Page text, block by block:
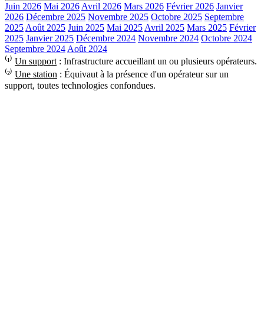
Juin 2026 Mai 2026 Avril 2026 Mars 2026 Février 2026 Janvier
2026 Décembre 2025 Novembre 2025 Octobre 2025 Septembre
2025 Août 2025 Juin 2025 Mai 2025 Avril 2025 Mars 2025 Février
2025 Janvier 2025 Décembre 2024 Novembre 2024 Octobre 2024
Septembre 2024 Août 2024
⁽¹⁾ Un support : Infrastructure accueillant un ou plusieurs opérateurs.
⁽²⁾ Une station : Équivaut à la présence d'un opérateur sur un
support, toutes technologies confondues.